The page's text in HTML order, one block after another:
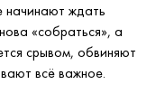
начинают ждать
«собраться», а
срывом, обвиняют
всё важное.